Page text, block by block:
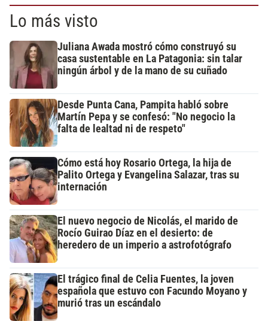
Lo más visto
Juliana Awada mostró cómo construyó su
casa sustentable en La Patagonia: sin talar
ningún árbol y de la mano de su cuñado
Desde Punta Cana, Pampita habló sobre
Martín Pepa y se confesó: "No negocio la
falta de lealtad ni de respeto"
Cómo está hoy Rosario Ortega, la hija de
Palito Ortega y Evangelina Salazar, tras su
internación
El nuevo negocio de Nicolás, el marido de
Rocío Guirao Díaz en el desierto: de
heredero de un imperio a astrofotógrafo
El trágico final de Celia Fuentes, la joven
española que estuvo con Facundo Moyano y
murió tras un escándalo